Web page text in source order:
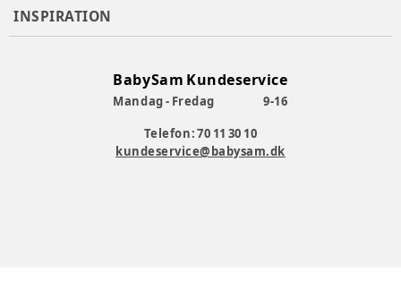
INSPIRATION
BabySam Kundeservice
Mandag - Fredag
9-16
Telefon: 70 11 30 10
kundeservice@babysam.dk